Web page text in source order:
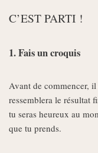
C’EST PARTI !
1. Fais un croquis
Avant de commencer,
ressemblera le résultat
tu seras heureux au
que tu prends.